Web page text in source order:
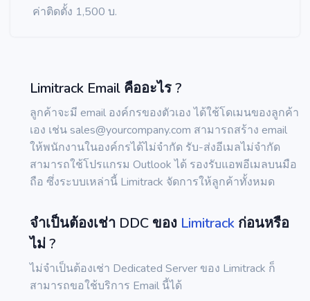
ค่าติดตั้ง 1,500 บ.
Limitrack Email คืออะไร ?
ลูกค้าจะมี email องค์กรของตัวเอง ได้ใช้โดเมนของลูกค้า
เอง เช่นsales@yourcompany.com สามารถสร้าง email
ให้พนักงานในองค์กรได้ไม่จำกัด รับ-ส่งอีเมลไม่จำกัด
สามารถใช้โปรแกรม Outlook ได้ รองรับแอพอีเมลบนมือ
ถือ ซึ่งระบบเหล่านี้ Limitrack จัดการให้ลูกค้าทั้งหมด
จำเป็นต้องเช่า DDC ของ Limitrack ก่อนหรือ
ไม่ ?
ไม่จำเป็นต้องเช่า Dedicated Server ของ Limitrack ก็
สามารถขอใช้บริการ Email นี้ได้